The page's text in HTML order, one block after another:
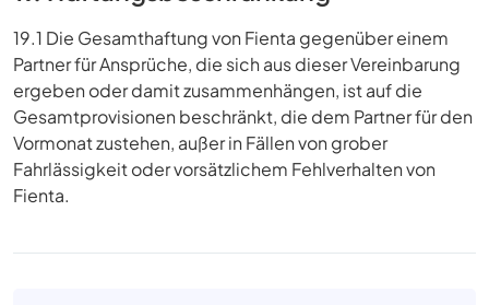
19.1 Die Gesamthaftung von Fienta gegenüber einem
Partner für Ansprüche, die sich aus dieser Vereinbarung
ergeben oder damit zusammenhängen, ist auf die
Gesamtprovisionen beschränkt, die dem Partner für den
Vormonat zustehen, außer in Fällen von grober
Fahrlässigkeit oder vorsätzlichem Fehlverhalten von
Fienta.